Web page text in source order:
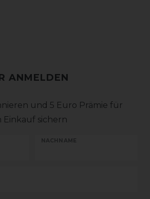
ANMELDEN
und 5 Euro Prämie für
Einkauf sichern
NACHNAME